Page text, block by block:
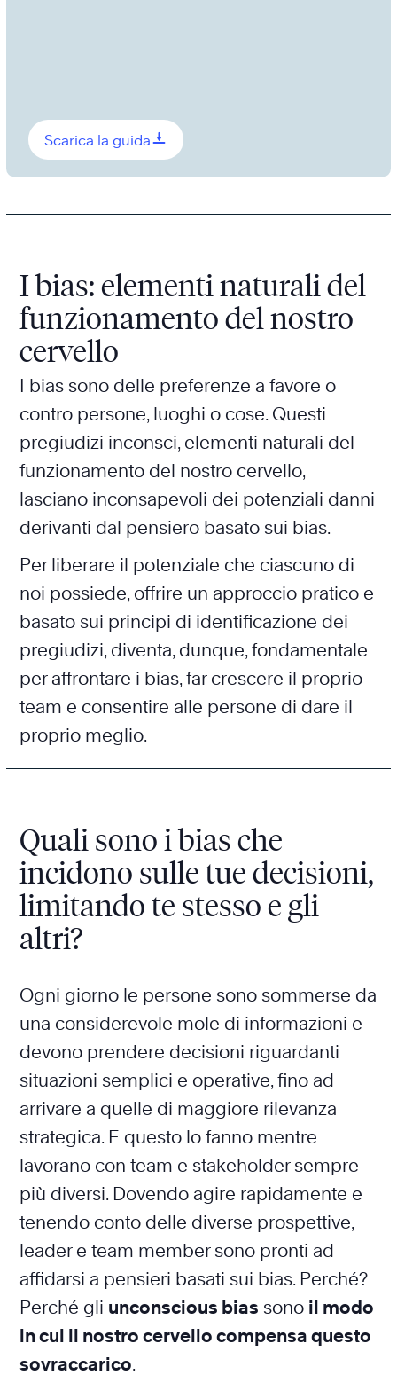
Scarica la guida0
I bias: elementi naturali del
funzionamento del nostro
cervello
I bias sono delle preferenze a favore o
contro persone, luoghi o cose. Questi
pregiudizi inconsci, elementi naturali del
funzionamento del nostro cervello,
lasciano inconsapevoli dei potenziali danni
derivanti dal pensiero basato sui bias.
Per liberare il potenziale che ciascuno di
noi possiede, offrire un approccio pratico e
basato sui principi di identificazione dei
pregiudizi, diventa, dunque, fondamentale
per affrontare i bias, far crescere il proprio
team e consentire alle persone di dare il
proprio meglio.
Quali sono i bias che
incidono sulle tue decisioni,
limitando te stesso e gli
altri?
Ogni giorno le persone sono sommerse da
una considerevole mole di informazioni e
devono prendere decisioni riguardanti
situazioni semplici e operative, fino ad
arrivare a quelle di maggiore rilevanza
strategica. E questo lo fanno mentre
lavorano con team e stakeholder sempre
più diversi. Dovendo agire rapidamente e
tenendo conto delle diverse prospettive,
leader e team member sono pronti ad
affidarsi a pensieri basati sui bias. Perché?
Perché gli unconscious bias sono il modo
in cui il nostro cervello compensa questo
sovraccarico.